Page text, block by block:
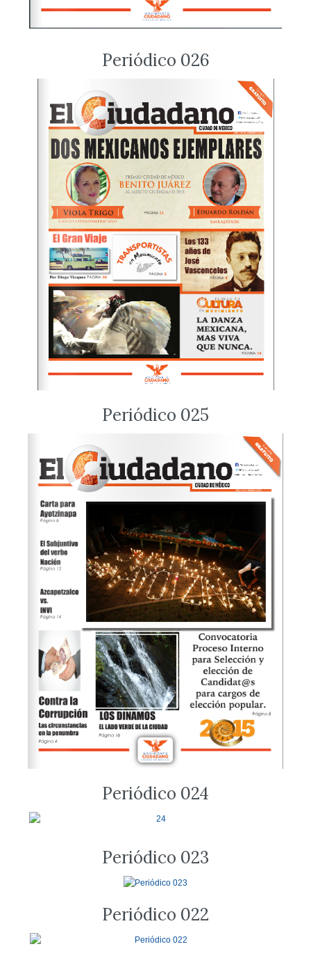
Periódico 026
Periódico 025
Periódico 024
Periódico 023
Periódico 022